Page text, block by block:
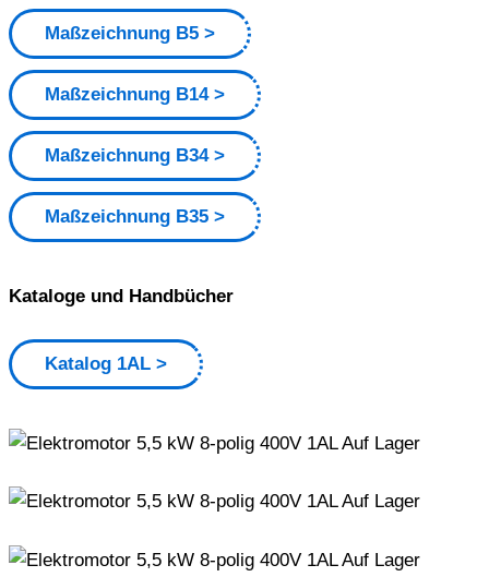
Maßzeichnung B5
Maßzeichnung B14
Maßzeichnung B34
Maßzeichnung B35
Kataloge und Handbücher
Katalog 1AL